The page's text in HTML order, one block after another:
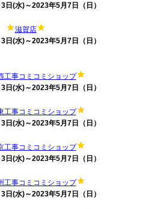
日(水)～2023年5月7日（日）
滋賀店
日(水)～2023年5月7日（日）
工事コミコミショップ
日(水)～2023年5月7日（日）
工事コミコミショップ
日(水)～2023年5月7日（日）
工事コミコミショップ
日(水)～2023年5月7日（日）
工事コミコミショップ
日(水)～2023年5月7日（日）